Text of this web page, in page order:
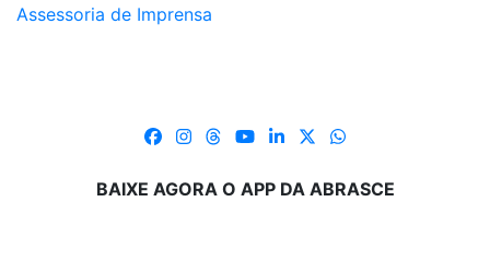
Assessoria de Imprensa
BAIXE AGORA O APP DA ABRASCE